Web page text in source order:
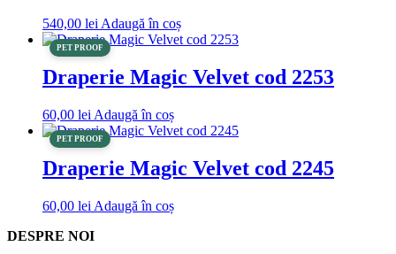
540,00 lei Adaugă în coș
PET PROOF
Draperie Magic Velvet cod 2253
60,00 lei Adaugă în coș
PET PROOF
Draperie Magic Velvet cod 2245
60,00 lei Adaugă în coș
DESPRE NOI